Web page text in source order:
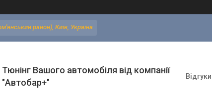
район), Київ, Україна
Тюнінг Вашого автомобіля від компанії
"Автобар+"
Відгуки